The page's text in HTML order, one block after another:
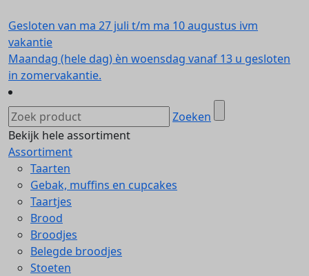
Gesloten van ma 27 juli t/m ma 10 augustus ivm
vakantie
Maandag (hele dag) èn woensdag vanaf 13 u gesloten
in zomervakantie.
Zoeken
Bekijk hele assortiment
Assortiment
Taarten
Gebak, muffins en cupcakes
Taartjes
Brood
Broodjes
Belegde broodjes
Stoeten